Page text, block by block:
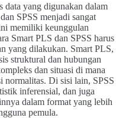
data yang digunakan dalam
SPSS menjadi sangat
memiliki keunggulan
Smart PLS dan SPSS harus
yang dilakukan. Smart PLS,
struktural dan hubungan
dan situasi di mana
normalitas. Di sisi lain, SPSS
inferensial, dan juga
dalam format yang lebih
pemula.